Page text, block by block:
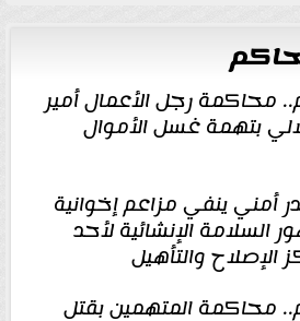
محاكمة رجل الأعمال أمير
بتهمة غسل الأموال
أمني ينفي مزاعم إخوانية
السلامة الإنشائية لأحد
الإصلاح والتأهيل
محاكمة المتهمين بقتل